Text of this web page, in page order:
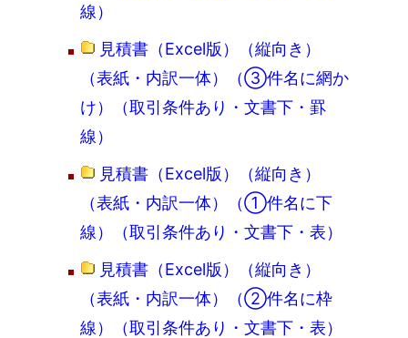
線）
見積書（Excel版）（縦向き）
（表紙・内訳一体）（③件名に網か
け）（取引条件あり・文書下・罫
線）
見積書（Excel版）（縦向き）
（表紙・内訳一体）（①件名に下
線）（取引条件あり・文書下・表）
見積書（Excel版）（縦向き）
（表紙・内訳一体）（②件名に枠
線）（取引条件あり・文書下・表）